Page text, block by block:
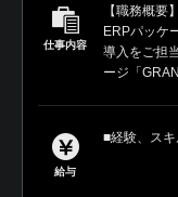
仕事内容
【職務概要
ERPパッケ
導入をご担
ージ「
給与
■経験、ス